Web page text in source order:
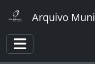
Arquivo
Toggle navigation